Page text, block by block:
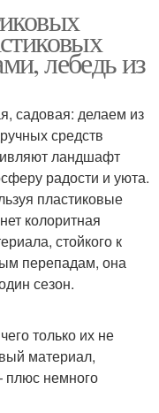
лебедь из
садовая: делаем из
средств
ландшафт
радости и уюта.
пластиковые
колоритная
стойкого к
перепадам, она
сезон.
только их не
материал,
плюс немного